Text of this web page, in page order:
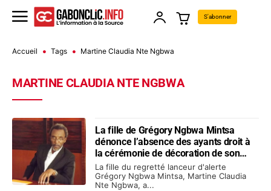
S'abonner
Accueil Tags Martine Claudia Nte Ngbwa
MARTINE CLAUDIA NTE NGBWA
La fille de Grégory Ngbwa Mintsa
dénonce l’absence des ayants droit à
la cérémonie de décoration de son
père
La fille du regretté lanceur d'alerte
Grégory Ngbwa Mintsa, Martine Claudia
Nte Ngbwa, a...